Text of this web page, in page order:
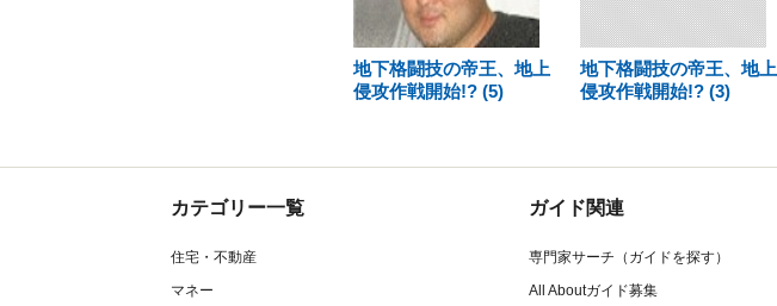
地下格闘技の帝王、地上
侵攻作戦開始!? (5)
地下格闘技の帝王、地上
侵攻作戦開始!? (3)
カテゴリー一覧
住宅・不動産
マネー
ガイド関連
専門家サーチ（ガイドを探す）
All Aboutガイド募集